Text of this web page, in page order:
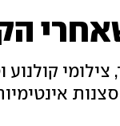
צילומי